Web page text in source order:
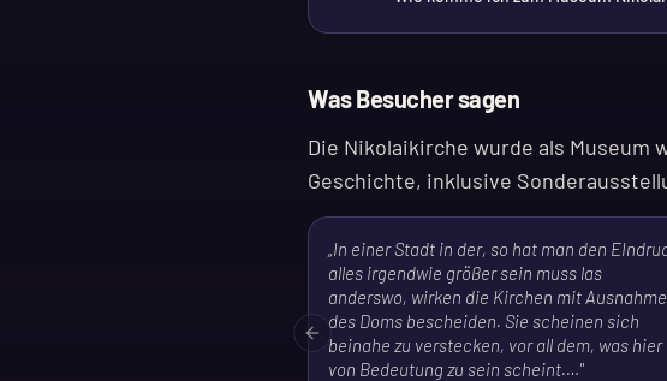
Was Besucher sagen
Die Nikolaikirche wurde als
Geschichte, inklusive
„In einer Stadt in der, so hat man den
alles irgendwie größer sein muss las
anderswo, wirken die Kirchen mit Ausnahme
des Doms bescheiden. Sie scheinen sich
beinahe zu verstecken, vor all dem, was hier
von Bedeutung zu sein scheint.…"
Previous slide